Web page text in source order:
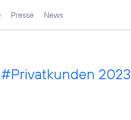
Presse News
2023